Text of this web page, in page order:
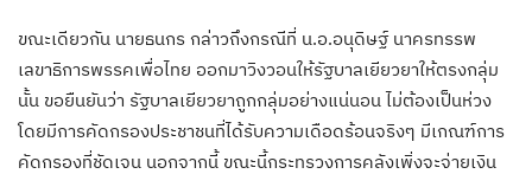
ขณะเดียวกัน นายธนกร กล่าวถึงกรณีที่ น.อ.อนุดิษฐ์ นาครทรรพ
เลขาธิการพรรคเพื่อไทย ออกมาวิงวอนให้รัฐบาลเยียวยาให้ตรงกลุ่ม
นั้น ขอยืนยันว่า รัฐบาลเยียวยาถูกกลุ่มอย่างแน่นอน ไม่ต้องเป็นห่วง
โดยมีการคัดกรองประชาชนที่ได้รับความเดือดร้อนจริงๆ มีเกณฑ์การ
คัดกรองที่ชัดเจน นอกจากนี้ ขณะนี้กระทรวงการคลังเพิ่งจะจ่ายเงิน